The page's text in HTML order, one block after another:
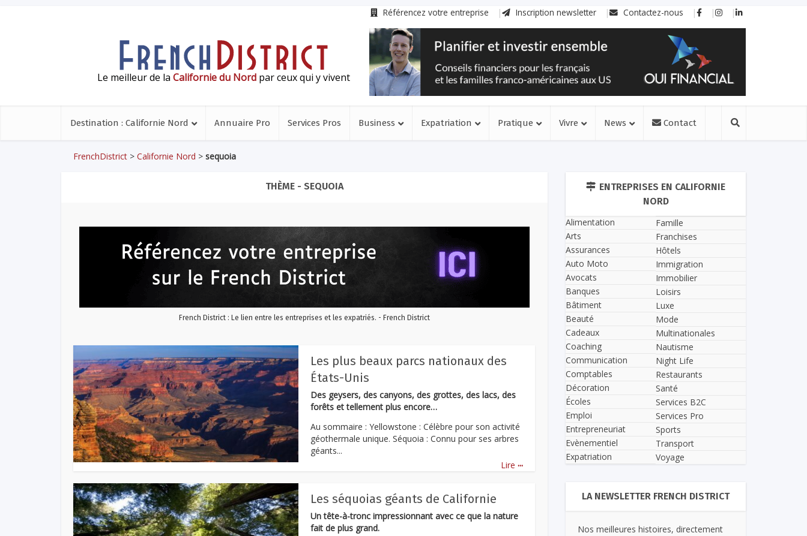
Référencez votre entreprise Inscription newsletter Contactez-nous
Le meilleur de la Californie du Nord par ceux qui y vivent
Destination : Californie Nord Annuaire Pro Services Pros Business Expatriation Pratique Vivre News Contact
FrenchDistrict > Californie Nord > sequoia
THÈME - SEQUOIA
French District : Le lien entre les entreprises et les expatriés. - French District
Les plus beaux parcs nationaux des
États-Unis
Des geysers, des canyons, des grottes, des lacs, des
forêts et tellement plus encore…
Au sommaire : Yellowstone : Célèbre pour son activité
géothermale unique. Séquoia : Connu pour ses arbres
géants...
Lire ...
Les séquoias géants de Californie
Un tête-à-tronc impressionnant avec ce que la nature
fait de plus grand.
ENTREPRISES EN CALIFORNIE
NORD
Alimentation
Arts
Assurances
Auto Moto
Avocats
Banques
Bâtiment
Beauté
Cadeaux
Coaching
Communication
Comptables
Décoration
Écoles
Emploi
Entrepreneuriat
Evènementiel
Expatriation
Famille
Franchises
Hôtels
Immigration
Immobilier
Loisirs
Luxe
Mode
Multinationales
Nautisme
Night Life
Restaurants
Santé
Services B2C
Services Pro
Sports
Transport
Voyage
LA NEWSLETTER FRENCH DISTRICT
Nos meilleures histoires, directement